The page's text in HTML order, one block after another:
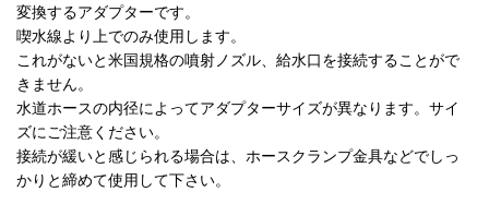
変換するアダプターです。
喫水線より上でのみ使用します。
これがないと米国規格の噴射ノズル、給水口を接続することがで
きません。
水道ホースの内径によってアダプターサイズが異なります。サイ
ズにご注意ください。
接続が緩いと感じられる場合は、ホースクランプ金具などでしっ
かりと締めて使用して下さい。